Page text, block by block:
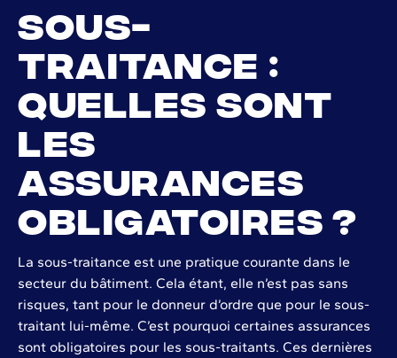
Sous-
traitance :
quelles sont
les
assurances
obligatoires ?
La sous-traitance est une pratique courante dans le
secteur du bâtiment. Cela étant, elle n’est pas sans
risques, tant pour le donneur d’ordre que pour le sous-
traitant lui-même. C’est pourquoi certaines assurances
sont obligatoires pour les sous-traitants. Ces dernières